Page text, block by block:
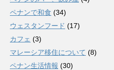
ペナンで和食 (34)
ウェスタンフード (17)
カフェ (3)
マレーシア移住について (8)
ペナン生活情報 (30)